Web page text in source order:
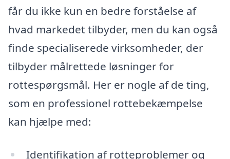
får du ikke kun en bedre forståelse af
hvad markedet tilbyder, men du kan også
finde specialiserede virksomheder, der
tilbyder målrettede løsninger for
rottespørgsmål. Her er nogle af de ting,
som en professionel rottebekæmpelse
kan hjælpe med:
Identifikation af rotteproblemer og